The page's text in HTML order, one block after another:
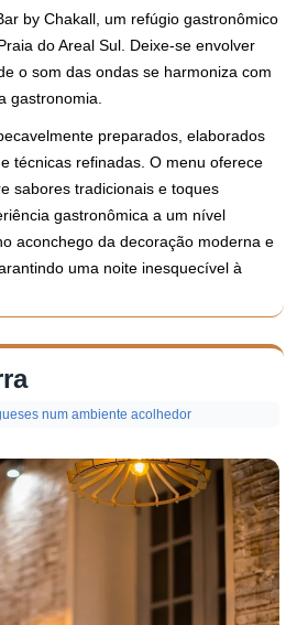
by Chakall, um refúgio gastronômico
do Areal Sul. Deixe-se envolver
o som das ondas se harmoniza com
gastronomia.
preparados, elaborados
técnicas refinadas. O menu oferece
sabores tradicionais e toques
gastronômica a um nível
aconchego da decoração moderna e
uma noite inesquecível à
num ambiente acolhedor